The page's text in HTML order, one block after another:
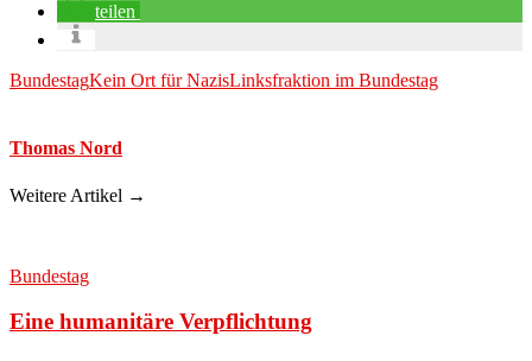
teilen
BundestagKein Ort für NazisLinksfraktion im Bundestag
Thomas Nord
Weitere Artikel →
Bundestag
Eine humanitäre Verpflichtung